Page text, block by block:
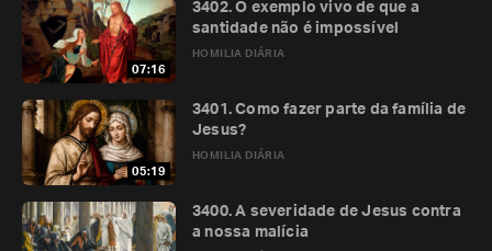
07:16
HOMILIA DIÁRIA
3402. O exemplo vivo de que a
santidade não é impossível
05:19
HOMILIA DIÁRIA
3401. Como fazer parte da família de
Jesus?
3400. A severidade de Jesus contra
a nossa malícia